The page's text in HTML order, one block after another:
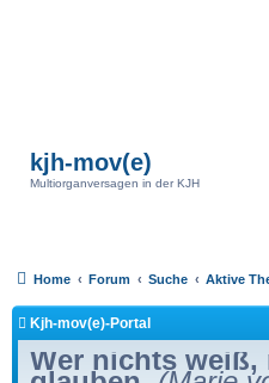
kjh-mov(e)
Multiorganversagen in der KJH
Home Forum Suche Aktive
Kjh-mov(e)-Portal
Wer nichts weiß,